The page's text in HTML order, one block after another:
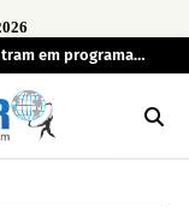
em programa